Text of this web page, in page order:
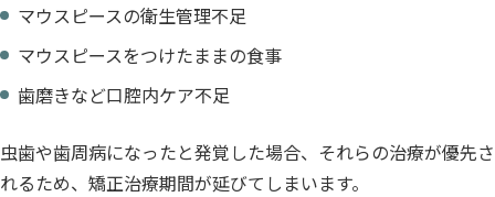
マウスピースの衛生管理不足
マウスピースをつけたままの食事
歯磨きなど口腔内ケア不足
虫歯や歯周病になったと発覚した場合、それらの治療が優先さ
れるため、矯正治療期間が延びてしまいます。